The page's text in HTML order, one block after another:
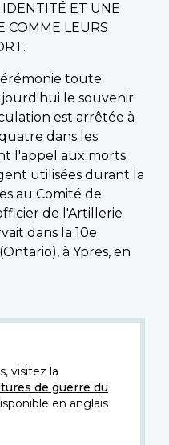
IDENTITÉ ET UNE
COMME LEURS
toute
le souvenir
est arrêtée à
dans les
l'appel aux morts.
utilisées durant la
au Comité de
de l'Artillerie
dans la 10e
à Ypres, en
visitez la
de guerre du
en anglais